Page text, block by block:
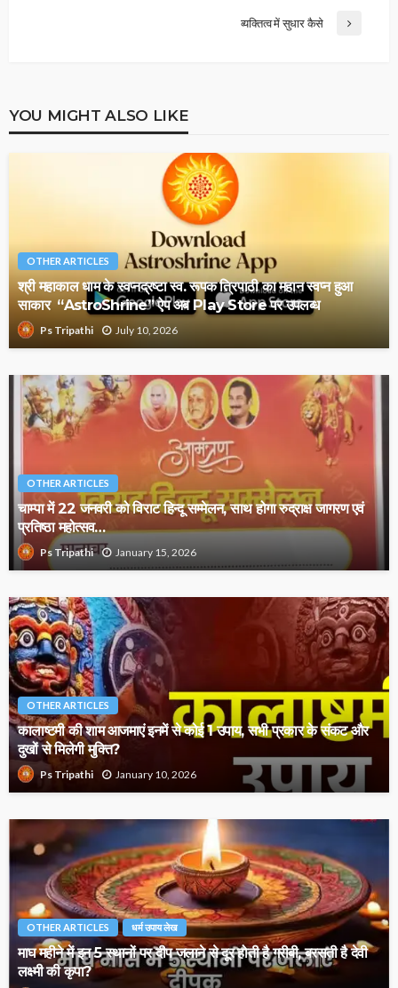
व्यक्तित्व में सुधार कैसे
YOU MIGHT ALSO LIKE
OTHER ARTICLES
श्री महाकाल धाम के स्वप्नद्रष्टा स्व. रूपक त्रिपाठी का महान स्वप्न हुआ
साकार “AstroShrine” ऐप अब Play Store पर उपलब्ध
Ps Tripathi July 10, 2026
OTHER ARTICLES
चाम्पा में 22 जनवरी को विराट हिन्दू सम्मेलन, साथ होगा रुद्राक्ष जागरण एवं
प्रतिष्ठा महोत्सव…
Ps Tripathi January 15, 2026
OTHER ARTICLES
कालाष्टमी की शाम आजमाएं इनमें से कोई 1 उपाय, सभी प्रकार के संकट और
दुखों से मिलेगी मुक्ति?
Ps Tripathi January 10, 2026
OTHER ARTICLES धर्म उपाय लेख
माघ महीने में इन 5 स्थानों पर दीप जलाने से दूर होती है गरीबी, बरसती है देवी
लक्ष्मी की कृपा?